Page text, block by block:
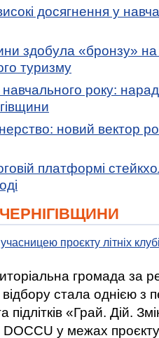
досягнення у
здобула «бронзу» на
туризму
року:
новий вектор
платформі
проєкту літніх
громада за
відбору стала однією
підлітків «Грай. Дій.
DOCCU у межах